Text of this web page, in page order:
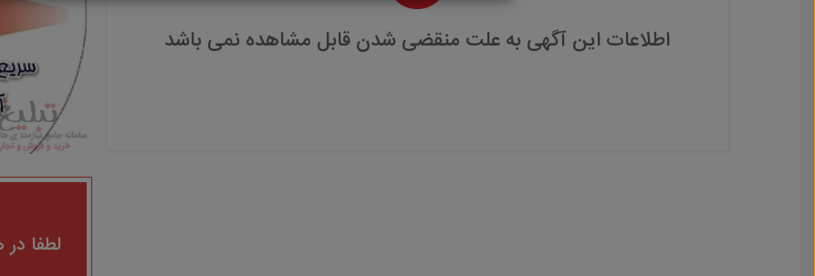
اطلاعات این آگهی به علت منقضی شدن قابل مشاهده نمی باشد
لطفا